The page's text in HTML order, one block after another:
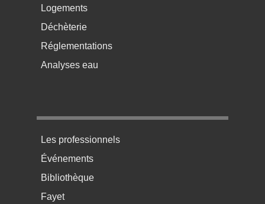
Logements
Déchèterie
Réglementations
Analyses eau
Menu pratique bas de page 3
Les professionnels
Événements
Bibliothèque
Fayet